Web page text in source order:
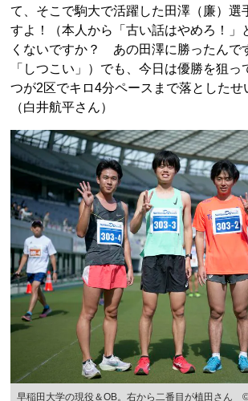
て、そこで駒大で活躍した田澤（廉）選
すよ！（本人から「古い話はやめろ！」
くないですか？ あの田澤に勝ったんで
「しつこい」）でも、今日は優勝を狙っ
つが2区でキロ4分ペースまで落としたせ
（白井航平さん）
早稲田大学の現役＆OB。右から二番目が植田さん